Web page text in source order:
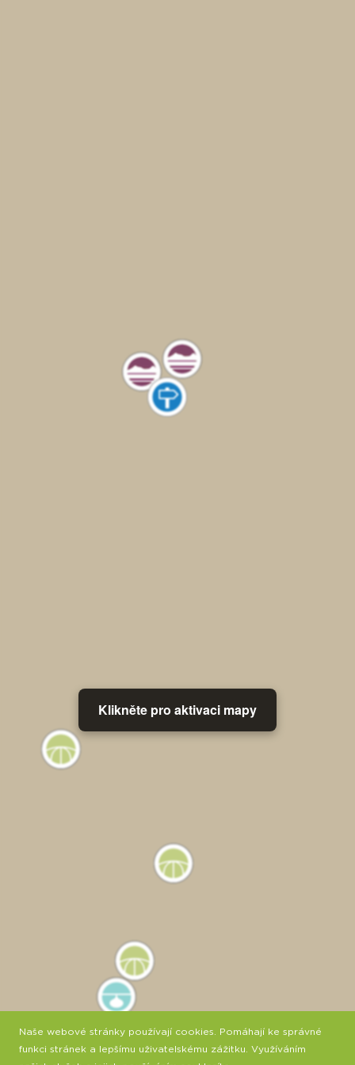
Klikněte pro aktivaci mapy
Naše webové stránky používají cookies. Pomáhají ke správné
funkci stránek a lepšímu uživatelskému zážitku. Využíváním